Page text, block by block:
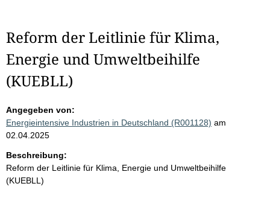
Reform der Leitlinie für Klima,
Energie und Umweltbeihilfe
(KUEBLL)
Angegeben von:
Energieintensive Industrien in Deutschland (R001128) am
02.04.2025
Beschreibung:
Reform der Leitlinie für Klima, Energie und Umweltbeihilfe
(KUEBLL)